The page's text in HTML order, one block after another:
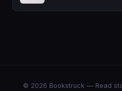
© 2026 Bookstruck — Read